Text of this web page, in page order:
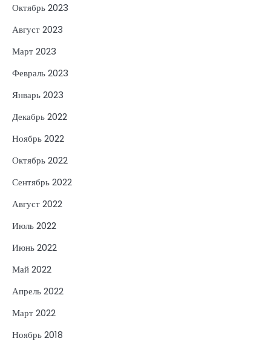
Октябрь 2023
Август 2023
Март 2023
Февраль 2023
Январь 2023
Декабрь 2022
Ноябрь 2022
Октябрь 2022
Сентябрь 2022
Август 2022
Июль 2022
Июнь 2022
Май 2022
Апрель 2022
Март 2022
Ноябрь 2018